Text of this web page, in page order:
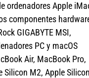
ordenadores Apple
componentes
GIGABYTE MSI,
PC y macOS
Air, MacBook Pro,
Silicon M2, Apple